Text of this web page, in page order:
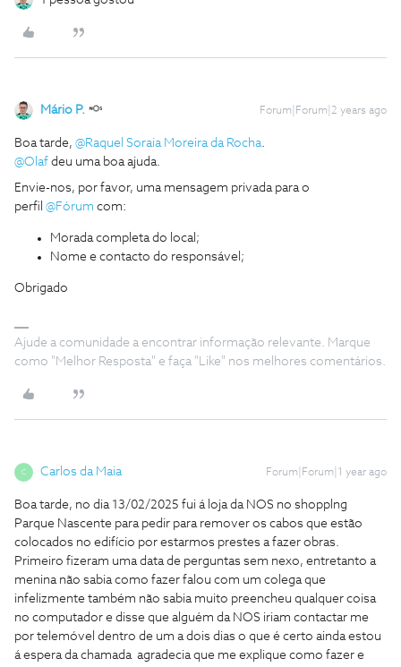
Mário P. Forum|Forum|2 years ago
Boa tarde, @Raquel Soraia Moreira da Rocha.
@Olaf deu uma boa ajuda.
Envie-nos, por favor, uma mensagem privada para o
perfil @Fórum com:
Morada completa do local;
Nome e contacto do responsável;
Obrigado
Ajude a comunidade a encontrar informação relevante. Marque
como "Melhor Resposta" e faça "Like" nos melhores comentários.
C Carlos da Maia Forum|Forum|1 year ago
Boa tarde, no dia 13/02/2025 fui á loja da NOS no shopplng
Parque Nascente para pedir para remover os cabos que estão
colocados no edifício por estarmos prestes a fazer obras.
Primeiro fizeram uma data de perguntas sem nexo, entretanto a
menina não sabia como fazer falou com um colega que
infelizmente também não sabia muito preencheu qualquer coisa
no computador e disse que alguém da NOS iriam contactar me
por telemóvel dentro de um a dois dias o que é certo ainda estou
á espera da chamada agradecia que me explique como fazer e